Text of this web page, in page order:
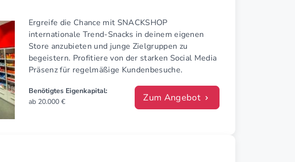
Ergreife die Chance mit SNACKSHOP
internationale Trend-Snacks in deinem eigenen
Store anzubieten und junge Zielgruppen zu
begeistern. Profitiere von der starken Social Media
Präsenz für regelmäßige Kundenbesuche.
Benötigtes Eigenkapital:
ab 20.000 €
Zum Angebot